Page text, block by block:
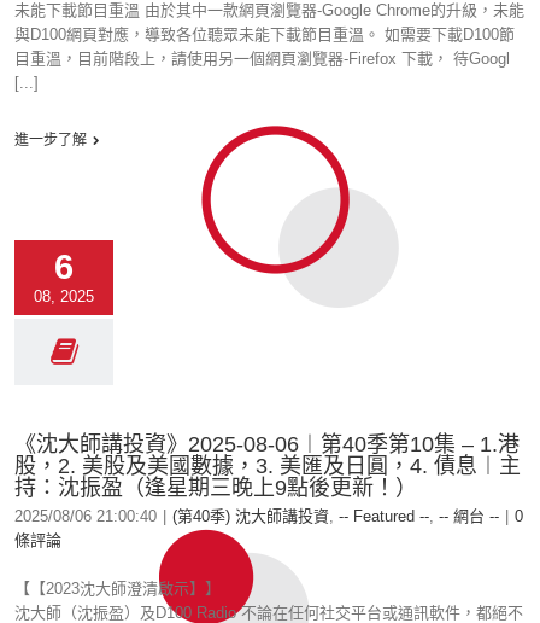
未能下載節目重溫 由於其中一款網頁瀏覽器-Google Chrome的升級，未能
與D100網頁對應，導致各位聽眾未能下載節目重溫。 如需要下載D100節
目重溫，目前階段上，請使用另一個網頁瀏覽器-Firefox 下載， 待Googl
[...]
進一步了解
6
08, 2025
《沈大師講投資》2025-08-06︱第40季第10集 – 1.港
股，2. 美股及美國數據，3. 美匯及日圓，4. 債息︱主
持：沈振盈（逢星期三晚上9點後更新！）
2025/08/06 21:00:40 (第40季) 沈大師講投資, -- Featured --, -- 網台 --
0
條評論
【【2023沈大師澄清啟示】】
沈大師（沈振盈）及D100 Radio 不論在任何社交平台或通訊軟件，都絕不